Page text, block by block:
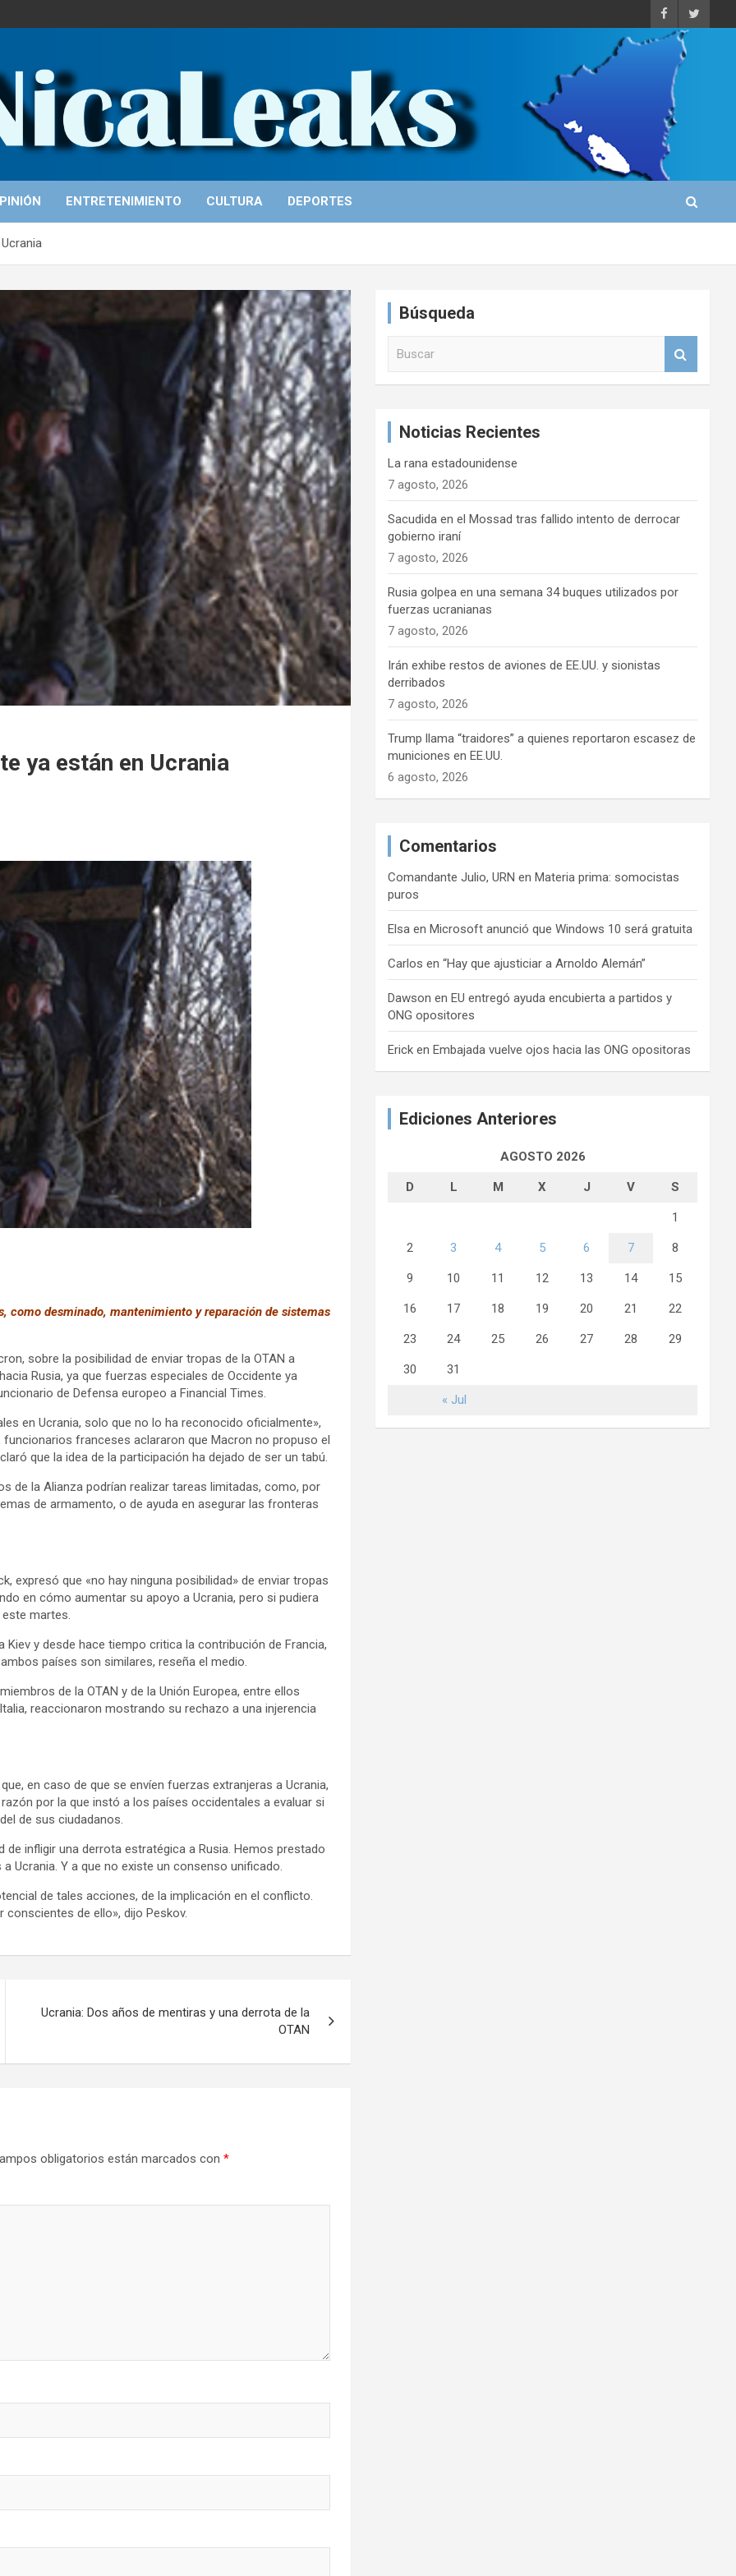
ENTRETENIMIENTO CULTURA DEPORTES
ya están en Ucrania
como desminado, mantenimiento y reparación de sistemas
sobre la posibilidad de enviar tropas de la OTAN a
Rusia, ya que fuerzas especiales de Occidente ya
de Defensa europeo a Financial Times.
en Ucrania, solo que no lo ha reconocido oficialmente»,
franceses aclararon que Macron no propuso el
que la idea de la participación ha dejado de ser un tabú.
de la Alianza podrían realizar tareas limitadas, como, por
de armamento, o de ayuda en asegurar las fronteras
expresó que «no hay ninguna posibilidad» de enviar tropas
en cómo aumentar su apoyo a Ucrania, pero si pudiera
martes.
y desde hace tiempo critica la contribución de Francia,
países son similares, reseña el medio.
de la OTAN y de la Unión Europea, entre ellos
reaccionaron mostrando su rechazo a una injerencia
en caso de que se envíen fuerzas extranjeras a Ucrania,
por la que instó a los países occidentales a evaluar si
de sus ciudadanos.
infligir una derrota estratégica a Rusia. Hemos prestado
Ucrania. Y a que no existe un consenso unificado.
de tales acciones, de la implicación en el conflicto.
de ello», dijo Peskov.
Ucrania: Dos años de mentiras y una derrota de la
OTAN
obligatorios están marcados con *
Búsqueda
Noticias Recientes
La rana estadounidense
7 agosto, 2026
Sacudida en el Mossad tras fallido intento de derrocar
gobierno iraní
7 agosto, 2026
Rusia golpea en una semana 34 buques utilizados por
fuerzas ucranianas
7 agosto, 2026
Irán exhibe restos de aviones de EE.UU. y sionistas
derribados
7 agosto, 2026
Trump llama “traidores” a quienes reportaron escasez de
municiones en EE.UU.
6 agosto, 2026
Comentarios
Comandante Julio, URN en Materia prima: somocistas
puros
Elsa en Microsoft anunció que Windows 10 será gratuita
Carlosen“Hay que ajusticiar a Arnoldo Alemán”
Dawson en EU entregó ayuda encubierta a partidos y
ONG opositores
Erick en Embajada vuelve ojos hacia las ONG opositoras
Ediciones Anteriores
AGOSTO 2026
D L M X J V S
« Jul
1
2 3 4 5 6 7 8
9 10 11 12 13 14 15
16 17 18 19 20 21 22
23 24 25 26 27 28 29
30 31